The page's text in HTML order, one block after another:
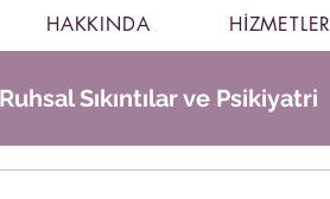
HAKKINDA HİZMETLER
Ruhsal Sıkıntılar ve Psikiyatri